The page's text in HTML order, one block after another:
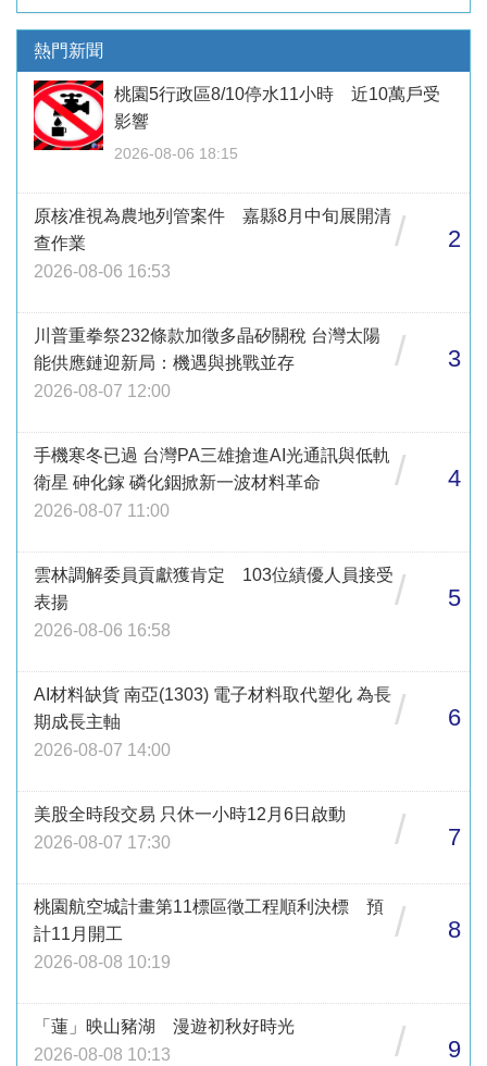
熱門新聞
桃園5行政區8/10停水11小時 近10萬戶受
影響
2026-08-06 18:15
原核准視為農地列管案件 嘉縣8月中旬展開清
查作業
2026-08-06 16:53
/ 2
川普重拳祭232條款加徵多晶矽關稅 台灣太陽
能供應鏈迎新局：機遇與挑戰並存
2026-08-07 12:00
/ 3
手機寒冬已過 台灣PA三雄搶進AI光通訊與低軌
衛星 砷化鎵 磷化銦掀新一波材料革命
2026-08-07 11:00
/ 4
雲林調解委員貢獻獲肯定 103位績優人員接受
表揚
2026-08-06 16:58
/ 5
AI材料缺貨 南亞(1303) 電子材料取代塑化 為長
期成長主軸
2026-08-07 14:00
/ 6
美股全時段交易 只休一小時12月6日啟動
2026-08-07 17:30
/ 7
桃園航空城計畫第11標區徵工程順利決標 預
計11月開工
2026-08-08 10:19
/ 8
「蓮」映山豬湖 漫遊初秋好時光
2026-08-08 10:13
/ 9